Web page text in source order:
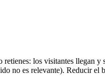
los visitantes llegan
no es relevante). Reducir el